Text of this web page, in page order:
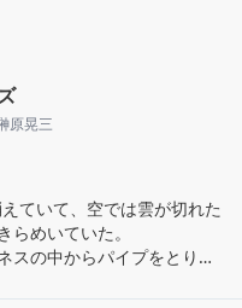
カロテンは安心。僕もけっ
思いながら、オレンジ色の
にもっていくと、店員さん
た。”
原晃三
ていて、空では雲が切れた
らめいていた。
スの中からパイプをとり出